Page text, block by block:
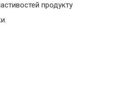
продукту